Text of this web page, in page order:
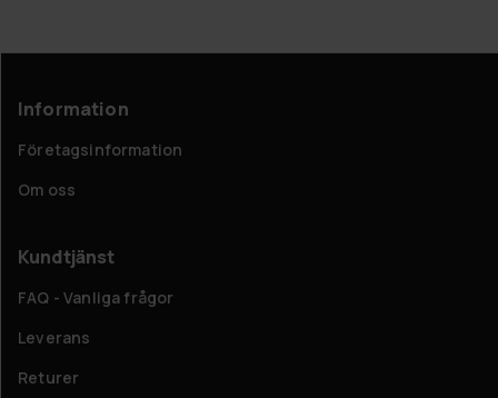
Information
Företagsinformation
Om oss
Kundtjänst
FAQ - Vanliga frågor
Leverans
Returer